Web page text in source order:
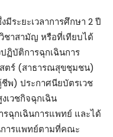
ระยะเวลาการศึกษา 2 ปี
าสามัญ หรือที่เทียบได้
ฏิบัติการฉุกเฉินการ
ตร์ (สาธารณสุขชุมชน)
พ) ประกาศนียบัตรเวช
เวชกิจฉุกเฉิน
ฉุกเฉินการแพทย์ และได้
การแพทย์ตามที่คณะ